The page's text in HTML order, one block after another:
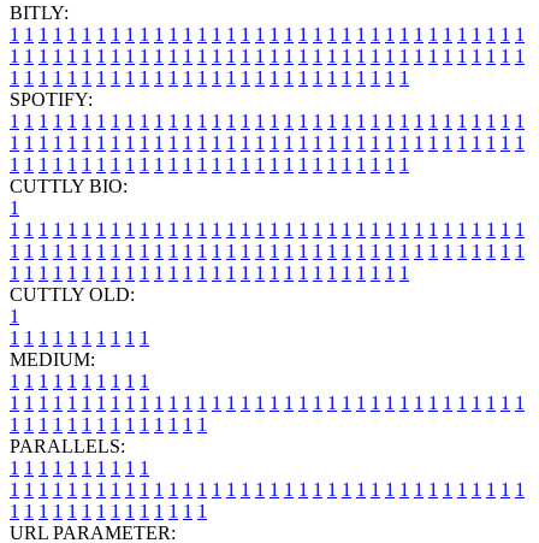
BITLY:
1 1 1 1 1 1 1 1 1 1 1 1 1 1 1 1 1 1 1 1 1 1 1 1 1 1 1 1 1 1 1 1 1 1 1 1
1 1 1 1 1 1 1 1 1 1 1 1 1 1 1 1 1 1 1 1 1 1 1 1 1 1 1 1 1 1 1 1 1 1 1 1
1 1 1 1 1 1 1 1 1 1 1 1 1 1 1 1 1 1 1 1 1 1 1 1 1 1 1 1
SPOTIFY:
1 1 1 1 1 1 1 1 1 1 1 1 1 1 1 1 1 1 1 1 1 1 1 1 1 1 1 1 1 1 1 1 1 1 1 1
1 1 1 1 1 1 1 1 1 1 1 1 1 1 1 1 1 1 1 1 1 1 1 1 1 1 1 1 1 1 1 1 1 1 1 1
1 1 1 1 1 1 1 1 1 1 1 1 1 1 1 1 1 1 1 1 1 1 1 1 1 1 1 1
CUTTLY BIO:
1
1 1 1 1 1 1 1 1 1 1 1 1 1 1 1 1 1 1 1 1 1 1 1 1 1 1 1 1 1 1 1 1 1 1 1 1
1 1 1 1 1 1 1 1 1 1 1 1 1 1 1 1 1 1 1 1 1 1 1 1 1 1 1 1 1 1 1 1 1 1 1 1
1 1 1 1 1 1 1 1 1 1 1 1 1 1 1 1 1 1 1 1 1 1 1 1 1 1 1 1
CUTTLY OLD:
1
1 1 1 1 1 1 1 1 1 1
MEDIUM:
1 1 1 1 1 1 1 1 1 1
1 1 1 1 1 1 1 1 1 1 1 1 1 1 1 1 1 1 1 1 1 1 1 1 1 1 1 1 1 1 1 1 1 1 1 1
1 1 1 1 1 1 1 1 1 1 1 1 1 1
PARALLELS:
1 1 1 1 1 1 1 1 1 1
1 1 1 1 1 1 1 1 1 1 1 1 1 1 1 1 1 1 1 1 1 1 1 1 1 1 1 1 1 1 1 1 1 1 1 1
1 1 1 1 1 1 1 1 1 1 1 1 1 1
URL PARAMETER: